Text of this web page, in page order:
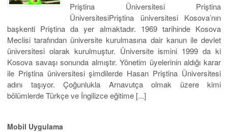
Priştina Üniversitesi Priştina
ÜniversitesiPriştina üniversitesi Kosova’nın
başkenti Priştina da yer almaktadır. 1969 tarihinde Kosova
Meclisi tarafından üniversite kurulmasına dair kanun ile devlet
üniversitesi olarak kurulmuştur. Üniversite ismini 1999 da ki
Kosova savaşı sonunda almıştır. Yönetim üyelerinin aldığı karar
ile Priştina üniversitesi şimdilerde Hasan Priştina Üniversitesi
adını taşıyor. Çoğunlukla Arnavutça olmak üzere kimi
bölümlerde Türkçe ve İngilizce eğitime [...]
Mobil Uygulama